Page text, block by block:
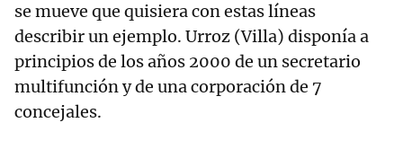
se mueve que quisiera con estas líneas
describir un ejemplo. Urroz (Villa) disponía a
principios de los años 2000 de un secretario
multifunción y de una corporación de 7
concejales.